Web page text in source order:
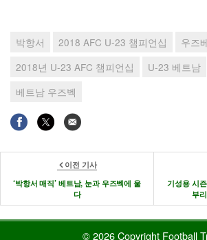
박항서 2018 AFC U-23 챔피언십 우즈
2018년 U-23 AFC 챔피언십
U-23 베트남
베트남 우즈벡
이전 기사
‘박항서 매직’ 베트남, 눈과 우즈벡에 울
다
기성용 시
부
© 2026 Copyright Football